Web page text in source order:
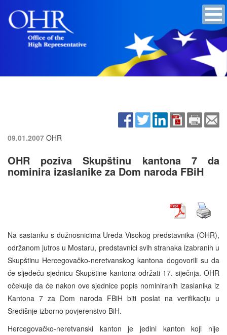
09.01.2007 OHR
OHR poziva Skupštinu kantona 7 da
nominira izaslanike za Dom naroda FBiH
Na sastanku s dužnosnicima Ureda Visokog predstavnika (OHR),
održanom jutros u Mostaru, predstavnici svih stranaka izabranih u
Skupštinu Hercegovačko-neretvanskog kantona dogovorili su da
će sljedeću sjednicu Skupštine kantona održati 17. siječnja. OHR
očekuje da će nakon ove sjednice popis nominiranih izaslanika iz
Kantona 7 za Dom naroda FBiH biti poslat na verifikaciju u
Središnje izborno povjerenstvo BiH.
Hercegovačko-neretvanski kanton je jedini kanton koji nije